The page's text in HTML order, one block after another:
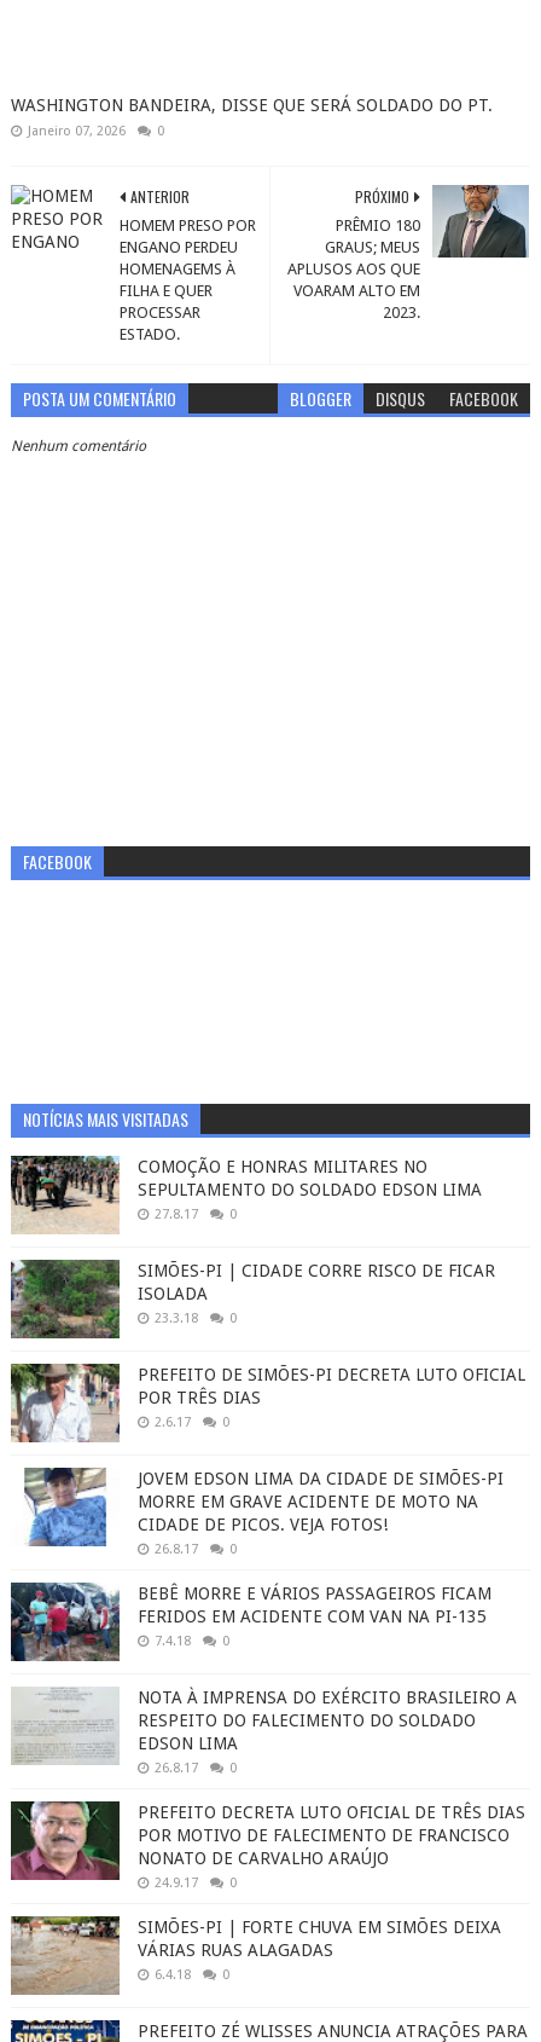
WASHINGTON BANDEIRA, DISSE QUE SERÁ SOLDADO DO PT.
Janeiro 07, 2026 0
PRÓXIMO
PRÊMIO 180
GRAUS; MEUS
APLUSOS AOS QUE
VOARAM ALTO EM
2023.
ANTERIOR
HOMEM PRESO POR
ENGANO PERDEU
HOMENAGEMS À
FILHA E QUER
PROCESSAR
ESTADO.
POSTA UM COMENTÁRIO BLOGGER DISQUS FACEBOOK
Nenhum comentário
FACEBOOK
NOTÍCIAS MAIS VISITADAS
COMOÇÃO E HONRAS MILITARES NO
SEPULTAMENTO DO SOLDADO EDSON LIMA
27.8.17 0
SIMÕES-PI | CIDADE CORRE RISCO DE FICAR
ISOLADA
23.3.18 0
PREFEITO DE SIMÕES-PI DECRETA LUTO OFICIAL
POR TRÊS DIAS
2.6.17 0
JOVEM EDSON LIMA DA CIDADE DE SIMÕES-PI
MORRE EM GRAVE ACIDENTE DE MOTO NA
CIDADE DE PICOS. VEJA FOTOS!
26.8.17 0
BEBÊ MORRE E VÁRIOS PASSAGEIROS FICAM
FERIDOS EM ACIDENTE COM VAN NA PI-135
7.4.18 0
NOTA À IMPRENSA DO EXÉRCITO BRASILEIRO A
RESPEITO DO FALECIMENTO DO SOLDADO
EDSON LIMA
26.8.17 0
PREFEITO DECRETA LUTO OFICIAL DE TRÊS DIAS
POR MOTIVO DE FALECIMENTO DE FRANCISCO
NONATO DE CARVALHO ARAÚJO
24.9.17 0
SIMÕES-PI | FORTE CHUVA EM SIMÕES DEIXA
VÁRIAS RUAS ALAGADAS
6.4.18 0
PREFEITO ZÉ WLISSES ANUNCIA ATRAÇÕES PARA